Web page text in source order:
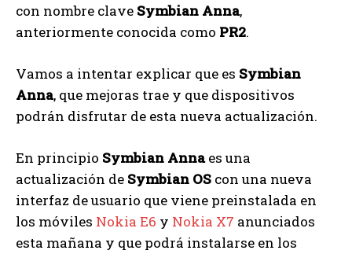
con nombre clave Symbian Anna,
anteriormente conocida como PR2.
Vamos a intentar explicar que es Symbian
Anna, que mejoras trae y que dispositivos
podrán disfrutar de esta nueva actualización.
En principio Symbian Annaes una
actualización de Symbian OS con una nueva
interfaz de usuario que viene preinstalada en
los móviles Nokia E6 y Nokia X7 anunciados
esta mañana y que podrá instalarse en los